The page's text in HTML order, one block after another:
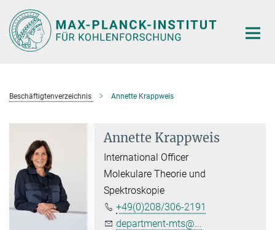
Hauptinhalt
Beschäftigtenverzeichnis Annette Krappweis
Annette Krappweis
International Officer
Molekulare Theorie und
Spektroskopie
+49(0)208/306-2191
department-mts@...